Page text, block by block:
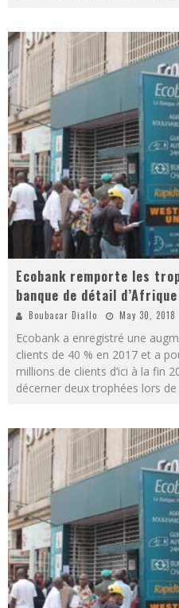
Ecobank remporte les
banque de détail
Boubacar Diallo May 30, 2018
Ecobank a enregistré une
clients de 40 % en 2017 et a
millions de clients d’ici à la fin
décerner deux trophées lors de